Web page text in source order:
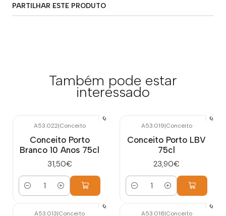
PARTILHAR ESTE PRODUTO
Também pode estar
interessado
A53.022|Conceito
Conceito Porto
Branco 10 Anos 75cl
31,50€
Quantidade
A53.019|Conceito
Conceito Porto LBV
75cl
23,90€
Quantidade
A53.013|Conceito A53.018|Conceito